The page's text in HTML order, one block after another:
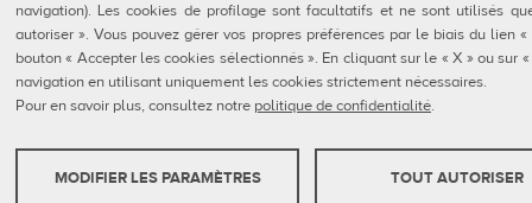
navigation). Les cookies de profilage sont facultatifs et ne sont utilisés
autoriser ». Vous pouvez gérer vos propres préférences par le biais du lien
bouton « Accepter les cookies sélectionnés ». En cliquant sur le « X » ou sur
navigation en utilisant uniquement les cookies strictement nécessaires.
Pour en savoir plus, consultez notre politique de confidentialité.
TOUT AUTORISER
MODIFIER LES PARAMÈTRES